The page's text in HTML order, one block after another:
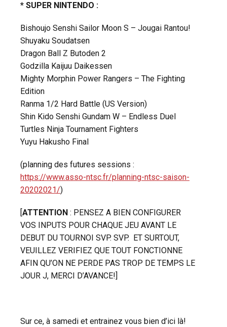
* SUPER NINTENDO :
Bishoujo Senshi Sailor Moon S – Jougai Rantou!
Shuyaku Soudatsen
Dragon Ball Z Butoden 2
Godzilla Kaijuu Daikessen
Mighty Morphin Power Rangers – The Fighting
Edition
Ranma 1/2 Hard Battle (US Version)
Shin Kido Senshi Gundam W – Endless Duel
Turtles Ninja Tournament Fighters
Yuyu Hakusho Final
(planning des futures sessions :
https://www.asso-ntsc.fr/planning-ntsc-saison-
20202021/)
ATTENTION : PENSEZ A BIEN CONFIGURER
VOS INPUTS POUR CHAQUE JEU AVANT LE
DEBUT DU TOURNOI SVP. SVP. ET SURTOUT,
VEUILLEZ VERIFIEZ QUE TOUT FONCTIONNE
AFIN QU’ON NE PERDE PAS TROP DE TEMPS LE
JOUR J, MERCI D’AVANCE!]
Sur ce, à samedi et entrainez vous bien d’ici là!